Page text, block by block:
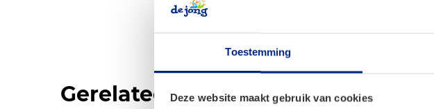
Toestemming
Deze website maakt gebruik van cookies
Gerelateerde producten